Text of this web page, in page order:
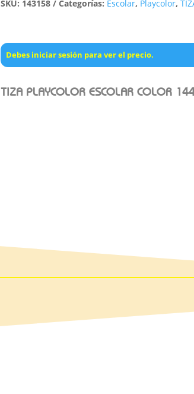
SKU: 143158 Categorías: Escolar, Playcolor,
Debes iniciar sesión para ver el precio.
TIZA PLAYCOLOR ESCOLAR COLOR